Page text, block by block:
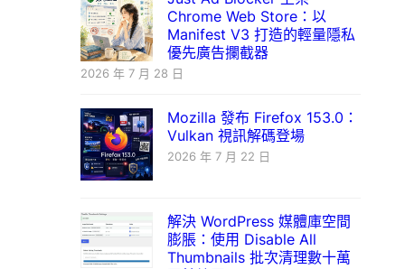
Chrome Web Store：以
Manifest V3 打造的輕量隱私
優先廣告攔截器
2026 年 7 月 28 日
Mozilla 發布 Firefox 153.0：
Vulkan 視訊解碼登場
2026 年 7 月 22 日
解決 WordPress 媒體庫空間
膨脹：使用 Disable All
Thumbnails 批次清理數十萬